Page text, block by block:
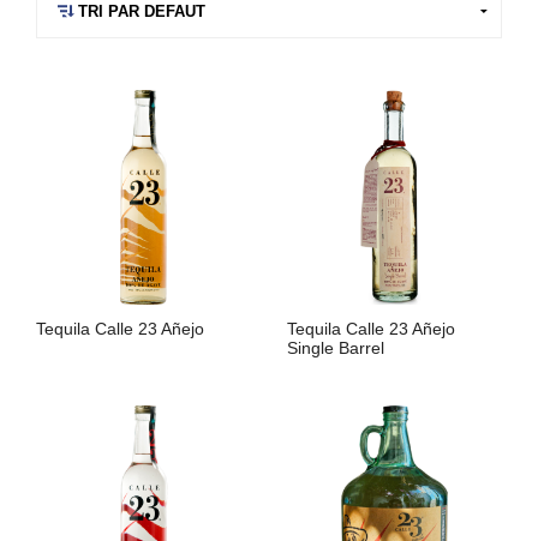
Tequila Calle 23 Añejo
Tequila Calle 23 Añejo
Single Barrel
LIRE LA SUITE